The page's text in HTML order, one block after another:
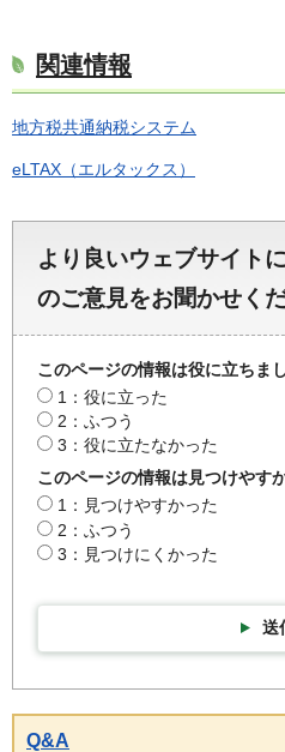
関連情報
地方税共通納税システム
eLTAX（エルタックス）
より良いウェブサイト
のご意見をお聞かせく
このページの情報は役に立ちま
1：役に立った
2：ふつう
3：役に立たなかった
このページの情報は見つけやす
1：見つけやすかった
2：ふつう
3：見つけにくかった
送
Q&A